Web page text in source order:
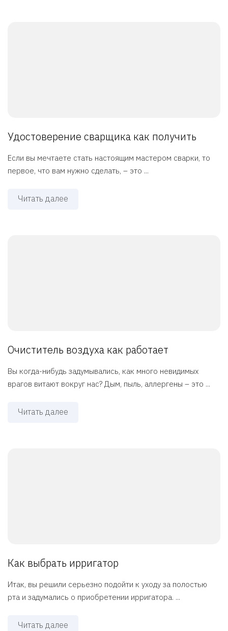
Удостоверение сварщика как получить
Если вы мечтаете стать настоящим мастером сварки, то
первое, что вам нужно сделать, – это ...
Читать далее
Очиститель воздуха как работает
Вы когда-нибудь задумывались, как много невидимых
врагов витают вокруг нас? Дым, пыль, аллергены – это ...
Читать далее
Как выбрать ирригатор
Итак, вы решили серьезно подойти к уходу за полостью
рта и задумались о приобретении ирригатора. ...
Читать далее